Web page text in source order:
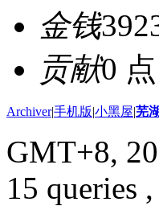
金钱
贡献0 点
Archiver|手机版|小黑屋|芜
GMT+8,
15 queries